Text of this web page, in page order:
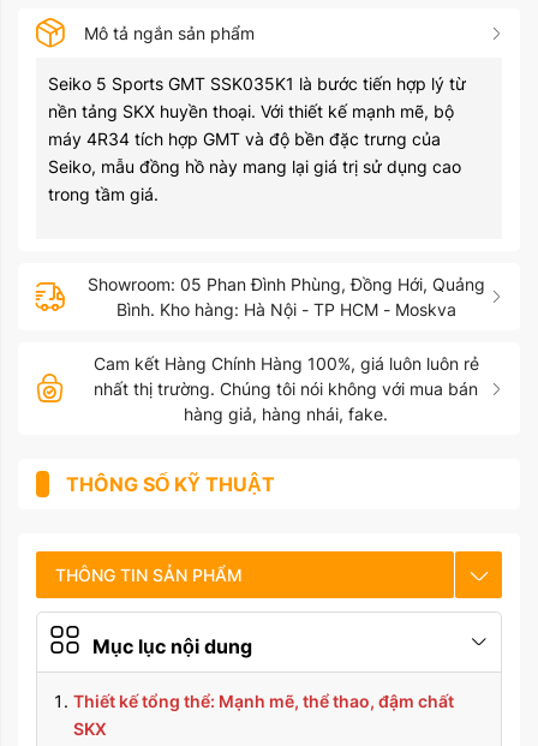
Mô tả ngắn sản phẩm
Seiko 5 Sports GMT SSK035K1 là bước tiến hợp lý từ
nền tảng SKX huyền thoại. Với thiết kế mạnh mẽ, bộ
máy 4R34 tích hợp GMT và độ bền đặc trưng của
Seiko, mẫu đồng hồ này mang lại giá trị sử dụng cao
trong tầm giá.
Showroom: 05 Phan Đình Phùng, Đồng Hới, Quảng
Bình. Kho hàng: Hà Nội - TP HCM - Moskva
Cam kết Hàng Chính Hàng 100%, giá luôn luôn rẻ
nhất thị trường. Chúng tôi nói không với mua bán
hàng giả, hàng nhái, fake.
THÔNG SỐ KỸ THUẬT
THÔNG TIN SẢN PHẨM
CHẾ ĐỘ BẢO HÀNH
HƯỚNG DẪN SỬ DỤNG
Mục lục nội dung
Thiết kế tổng thể: Mạnh mẽ, thể thao, đậm chất
SKX